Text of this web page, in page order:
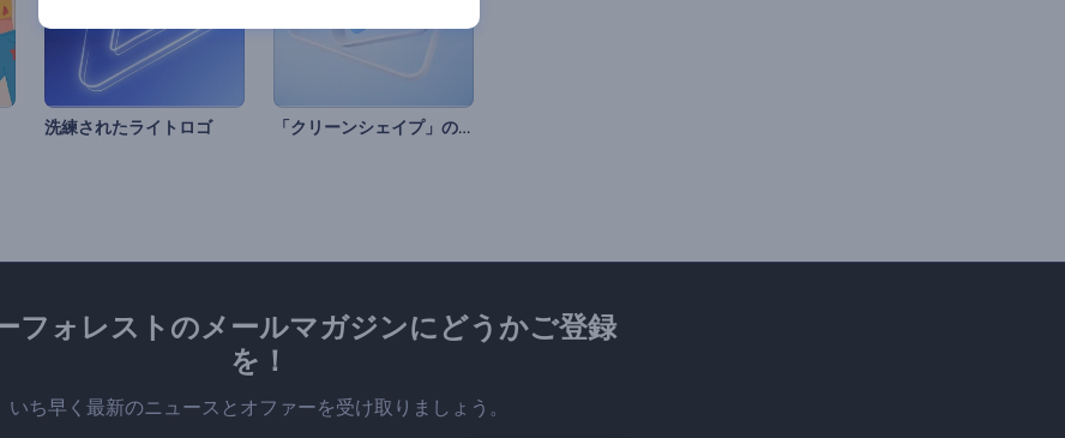
洗練されたライトロゴ 「クリーンシェイプ」のイントロ動画
フォレストのメールマガジンにどうかご登録
を！
いち早く最新のニュースとオファーを受け取りましょう。